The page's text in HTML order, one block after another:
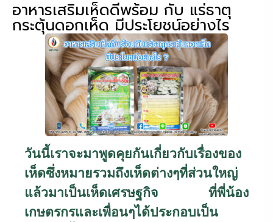
อาหารเสริมเห็ดดีพร้อม กับ แร่ธาตุ
กระตุ้นดอกเห็ด มีประโยชน์อย่างไร
วันนี้เราจะมาพูดคุยกันเกี่ยวกับเรื่องของ
เห็ดซึ่งหมายรวมถึงเห็ดต่างๆที่ส่วนใหญ่
แล้วมาเป็นเห็ดเศรษฐกิจ ที่พี่น้อง
เกษตรกรและเพื่อนๆได้ประกอบเป็น